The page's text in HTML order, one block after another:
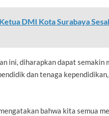
Ketua DMI Kota Surabaya
ini, diharapkan dapat
dan tenaga
bahwa kita semua